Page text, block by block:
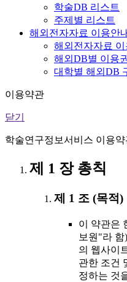
학술DB 리스트
주제별 리스트
해외전자자료 이용안
해외전자자료 이
해외DB별 이용
대학별 해외DB
이용약관
닫기
학술연구정보서비스 이용
제 1 장 총칙
제 1 조 (목적)
이 약관은
보원"라
의 웹사이
관한 조건
정하는 것